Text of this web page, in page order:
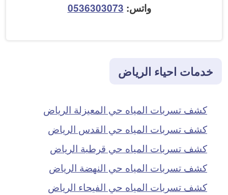
واتس: 0536303073
خدمات احياء الرياض
كشف تسربات المياه حي المعيزلة الرياض
كشف تسربات المياه حي القدس الرياض
كشف تسربات المياه حي قرطبة الرياض
كشف تسربات المياه حي النهضة الرياض
كشف تسربات المياه حي الفيحاء الرياض